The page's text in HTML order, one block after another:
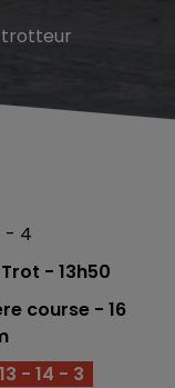
- 4
- 13h50
course - 16
- 14 - 3